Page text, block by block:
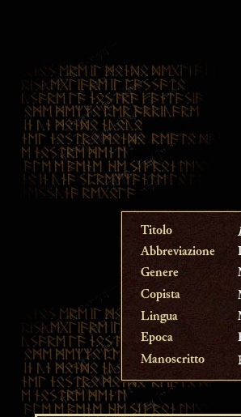
Titolo
Abbreviazione
Genere
Copista
Lingua
Epoca
Manoscritto